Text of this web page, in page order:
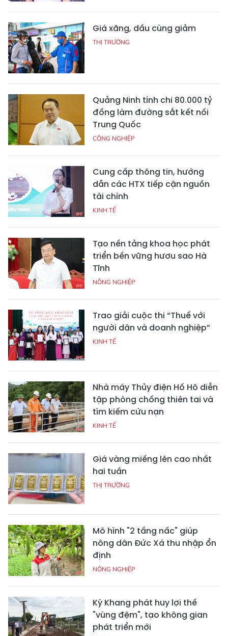
Giá xăng, dầu cùng giảm
THỊ TRƯỜNG
Quảng Ninh tính chi 80.000 tỷ
đồng làm đường sắt kết nối
Trung Quốc
CÔNG NGHIỆP
Cung cấp thông tin, hướng
dẫn các HTX tiếp cận nguồn
tài chính
KINH TẾ
Tạo nền tảng khoa học phát
triển bền vững hươu sao Hà
Tĩnh
NÔNG NGHIỆP
Trao giải cuộc thi “Thuế với
người dân và doanh nghiệp”
KINH TẾ
Nhà máy Thủy điện Hố Hô diễn
tập phòng chống thiên tai và
tìm kiếm cứu nạn
KINH TẾ
Giá vàng miếng lên cao nhất
hai tuần
THỊ TRƯỜNG
Mô hình "2 tầng nấc" giúp
nông dân Đức Xá thu nhập ổn
định
NÔNG NGHIỆP
Kỳ Khang phát huy lợi thế
"vùng đệm", tạo không gian
phát triển mới